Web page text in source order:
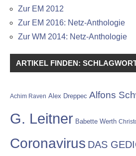
Zur EM 2012
Zur EM 2016: Netz-Anthologie
Zur WM 2014: Netz-Anthologie
ARTIKEL FINDEN:
Achim Raven Alex Dreppec Alfons
G. Leitner Babette Werth
Coronavirus DAS